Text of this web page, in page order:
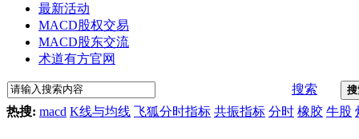
最新活动
MACD股权交易
MACD股东交流
术道有方官网
搜索
热搜: macd K线与均线 飞狐分时指标 共振指标 分时 橡胶 牛股